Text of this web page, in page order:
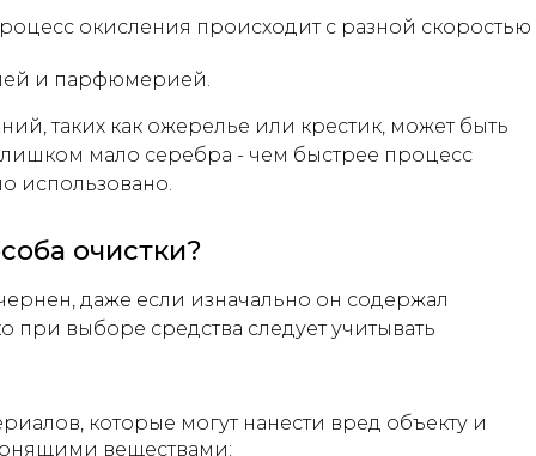
окисления происходит с разной скоростью
и парфюмерией.
таких как ожерелье или крестик, может быть
мало серебра - чем быстрее процесс
использовано.
очистки?
даже если изначально он содержал
выборе средства следует учитывать
которые могут нанести вред объекту и
веществами;